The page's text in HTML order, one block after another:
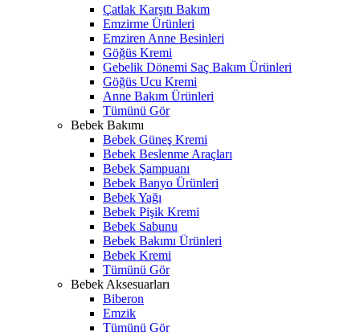
Çatlak Karşıtı Bakım
Emzirme Ürünleri
Emziren Anne Besinleri
Göğüs Kremi
Gebelik Dönemi Saç Bakım Ürünleri
Göğüs Ucu Kremi
Anne Bakım Ürünleri
Tümünü Gör
Bebek Bakımı
Bebek Güneş Kremi
Bebek Beslenme Araçları
Bebek Şampuanı
Bebek Banyo Ürünleri
Bebek Yağı
Bebek Pişik Kremi
Bebek Sabunu
Bebek Bakımı Ürünleri
Bebek Kremi
Tümünü Gör
Bebek Aksesuarları
Biberon
Emzik
Tümünü Gör